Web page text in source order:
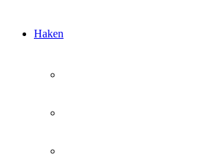
Haken